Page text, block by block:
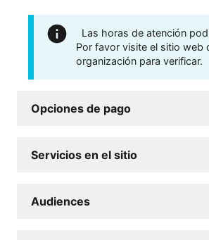
Las horas de atención
Por favor visite el sitio web
organización para verificar.
Opciones de pago
Servicios en el sitio
Audiences